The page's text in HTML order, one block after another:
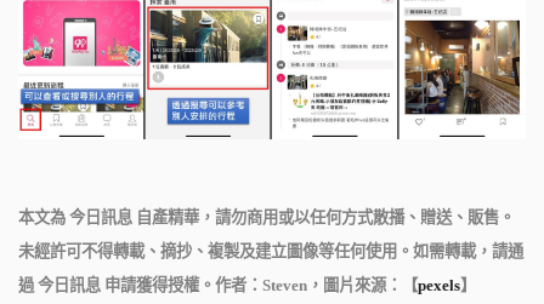
本文為 今日訊息 自產精華，請勿商用或以任何方式散播、贈送、販售。
未經許可不得轉載、摘抄、複製及建立圖像等任何使用。如需轉載，請通
過 今日訊息 申請獲得授權。作者：Steven，圖片來源：【pexels】